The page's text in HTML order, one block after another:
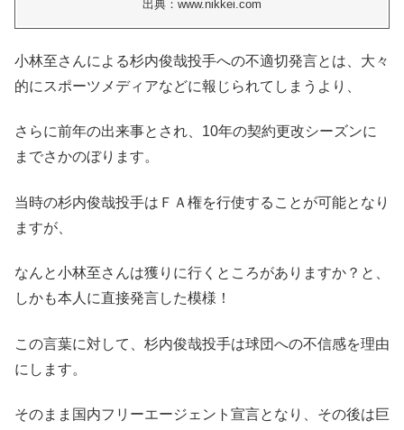
出典：www.nikkei.com
小林至さんによる杉内俊哉投手への不適切発言とは、大々
的にスポーツメディアなどに報じられてしまうより、
さらに前年の出来事とされ、10年の契約更改シーズンに
までさかのぼります。
当時の杉内俊哉投手はＦＡ権を行使することが可能となり
ますが、
なんと小林至さんは獲りに行くところがありますか？と、
しかも本人に直接発言した模様！
この言葉に対して、杉内俊哉投手は球団への不信感を理由
にします。
そのまま国内フリーエージェント宣言となり、その後は巨